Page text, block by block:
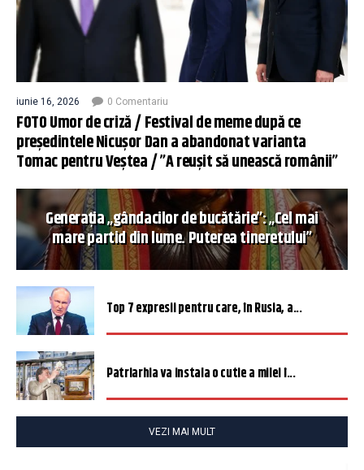
iunie 16, 2026 0 Comentariu
FOTO Umor de criză / Festival de meme după ce
președintele Nicușor Dan a abandonat varianta
Tomac pentru Veștea / ”A reușit să unească românii”
Generația „gândacilor de bucătărie”: „Cel mai
mare partid din lume. Puterea tineretului”
Top 7 expresii pentru care, în Rusia, a...
Patriarhia va instala o cutie a milei î...
VEZI MAI MULT